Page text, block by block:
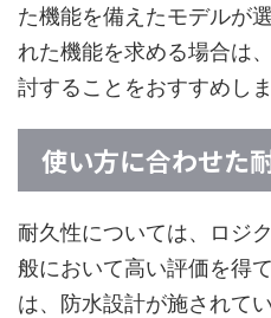
た機能を備えたモデルが
れた機能を求める場合は
討することをおすすめしま
使い方に合わせた
耐久性については、ロジ
般において高い評価を得
は、防水設計が施されて